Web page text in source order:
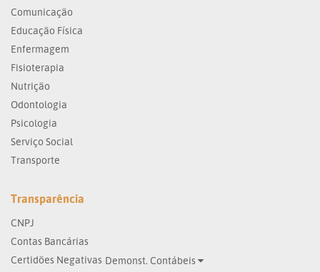
Comunicação
Educação Física
Enfermagem
Fisioterapia
Nutrição
Odontologia
Psicologia
Serviço Social
Transporte
Transparência
CNPJ
Contas Bancárias
Certidões Negativas Demonst. Contábeis